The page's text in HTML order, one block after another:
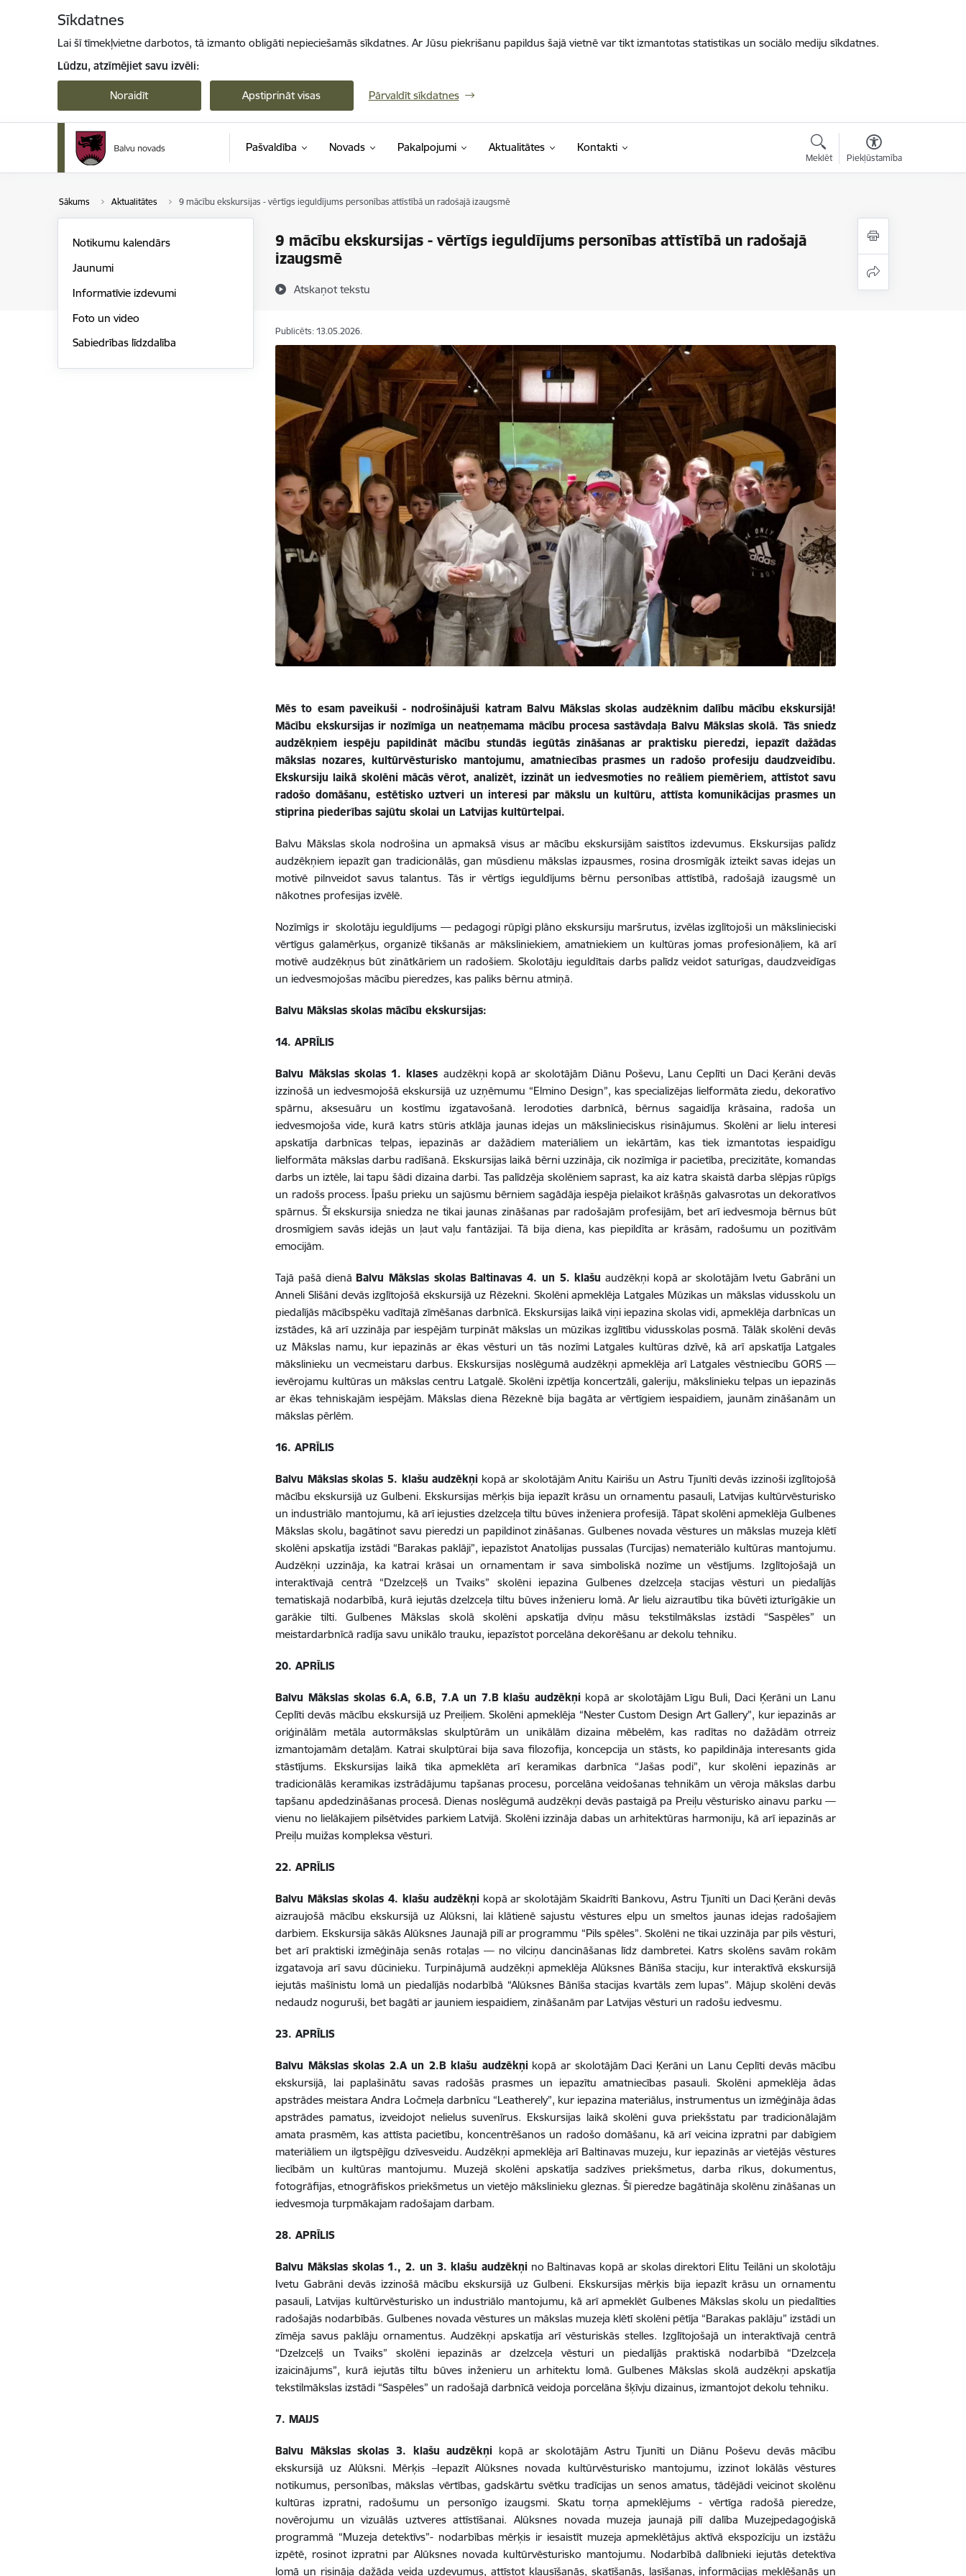
Sīkdatnes
Lai šī tīmekļvietne darbotos, tā izmanto obligāti nepieciešamās sīkdatnes. Ar Jūsu piekrišanu papildus šajā vietnē var tikt izmantotas statistikas un sociālo mediju sīkdatnes.
Lūdzu, atzīmējiet savu izvēli:
Noraidīt Apstiprināt visas Pārvaldīt sīkdatnes
Pašvaldība Novads Pakalpojumi Aktualitātes Kontakti
Meklēt Piekļūstamība
Sākums Aktualitātes 9 mācību ekskursijas - vērtīgs ieguldījums personības attīstībā un radošajā izaugsmē
9 mācību ekskursijas - vērtīgs ieguldījums personības attīstībā un radošajā
izaugsmē
Atskaņot tekstu
Notikumu kalendārs
Jaunumi
Informatīvie izdevumi
Foto un video
Sabiedrības līdzdalība
Publicēts: 13.05.2026.
Mēs to esam paveikuši - nodrošinājuši katram Balvu Mākslas skolas audzēknim dalību mācību ekskursijā!
Mācību ekskursijas ir nozīmīga un neatņemama mācību procesa sastāvdaļa Balvu Mākslas skolā. Tās sniedz
audzēkņiem iespēju papildināt mācību stundās iegūtās zināšanas ar praktisku pieredzi, iepazīt dažādas
mākslas nozares, kultūrvēsturisko mantojumu, amatniecības prasmes un radošo profesiju daudzveidību.
Ekskursiju laikā skolēni mācās vērot, analizēt, izzināt un iedvesmoties no reāliem piemēriem, attīstot savu
radošo domāšanu, estētisko uztveri un interesi par mākslu un kultūru, attīsta komunikācijas prasmes un
stiprina piederības sajūtu skolai un Latvijas kultūrtelpai.
Balvu Mākslas skola nodrošina un apmaksā visus ar mācību ekskursijām saistītos izdevumus. Ekskursijas palīdz
audzēkņiem iepazīt gan tradicionālās, gan mūsdienu mākslas izpausmes, rosina drosmīgāk izteikt savas idejas un
motivē pilnveidot savus talantus. Tās ir vērtīgs ieguldījums bērnu personības attīstībā, radošajā izaugsmē un
nākotnes profesijas izvēlē.
Nozīmīgs ir skolotāju ieguldījums — pedagogi rūpīgi plāno ekskursiju maršrutus, izvēlas izglītojoši un mākslinieciski
vērtīgus galamērķus, organizē tikšanās ar māksliniekiem, amatniekiem un kultūras jomas profesionāļiem, kā arī
motivē audzēkņus būt zinātkāriem un radošiem. Skolotāju ieguldītais darbs palīdz veidot saturīgas, daudzveidīgas
un iedvesmojošas mācību pieredzes, kas paliks bērnu atmiņā.
Balvu Mākslas skolas mācību ekskursijas:
14. APRĪLIS
Balvu Mākslas skolas 1. klases audzēkņi kopā ar skolotājām Diānu Poševu, Lanu Ceplīti un Daci Ķerāni devās
izzinošā un iedvesmojošā ekskursijā uz uzņēmumu “Elmino Design”, kas specializējas lielformāta ziedu, dekoratīvo
spārnu, aksesuāru un kostīmu izgatavošanā.
Ierodoties darbnīcā, bērnus sagaidīja krāsaina, radoša un
iedvesmojoša vide, kurā katrs stūris atklāja jaunas idejas un mākslinieciskus risinājumus. Skolēni ar lielu interesi
apskatīja darbnīcas telpas, iepazinās ar dažādiem materiāliem un iekārtām, kas tiek izmantotas iespaidīgu
lielformāta mākslas darbu radīšanā. Ekskursijas laikā bērni uzzināja, cik nozīmīga ir pacietība, precizitāte, komandas
darbs un iztēle, lai tapu šādi dizaina darbi. Tas palīdzēja skolēniem saprast, ka aiz katra skaistā darba slēpjas rūpīgs
un radošs process. Īpašu prieku un sajūsmu bērniem sagādāja iespēja pielaikot krāšņās galvasrotas un dekoratīvos
spārnus. Šī ekskursija sniedza ne tikai jaunas zināšanas par radošajām profesijām, bet arī iedvesmoja bērnus būt
drosmīgiem savās idejās un ļaut vaļu fantāzijai. Tā bija diena, kas piepildīta ar krāsām, radošumu un pozitīvām
emocijām.
Tajā pašā dienāBalvu Mākslas skolas Baltinavas 4. un 5. klašu audzēkņi kopā ar skolotājām Ivetu Gabrāni un
Anneli Slišāni devās izglītojošā ekskursijā uz Rēzekni. Skolēni apmeklēja Latgales Mūzikas un mākslas vidusskolu un
piedalījās mācībspēku vadītajā zīmēšanas darbnīcā. Ekskursijas laikā viņi iepazina skolas vidi, apmeklēja darbnīcas un
izstādes, kā arī uzzināja par iespējām turpināt mākslas un mūzikas izglītību vidusskolas posmā. Tālāk skolēni devās
uz Mākslas namu, kur iepazinās ar ēkas vēsturi un tās nozīmi Latgales kultūras dzīvē, kā arī apskatīja Latgales
mākslinieku un vecmeistaru darbus. Ekskursijas noslēgumā audzēkņi apmeklēja arī Latgales vēstniecību GORS —
ievērojamu kultūras un mākslas centru Latgalē. Skolēni izpētīja koncertzāli, galeriju, mākslinieku telpas un iepazinās
ar ēkas tehniskajām iespējām. Mākslas diena Rēzeknē bija bagāta ar vērtīgiem iespaidiem, jaunām zināšanām un
mākslas pērlēm.
16. APRĪLIS
Balvu Mākslas skolas 5. klašu audzēkņi kopā ar skolotājām Anitu Kairišu un Astru Tjunīti devās izzinoši izglītojošā
mācību ekskursijā uz Gulbeni. Ekskursijas mērķis bija iepazīt krāsu un ornamentu pasauli, Latvijas kultūrvēsturisko
un industriālo mantojumu, kā arī iejusties dzelzceļa tiltu būves inženiera profesijā. Tāpat skolēni apmeklēja Gulbenes
Mākslas skolu, bagātinot savu pieredzi un papildinot zināšanas. Gulbenes novada vēstures un mākslas muzeja klētī
skolēni apskatīja izstādi “Barakas paklāji”, iepazīstot Anatolijas pussalas (Turcijas) nemateriālo kultūras mantojumu.
Audzēkņi uzzināja, ka katrai krāsai un ornamentam ir sava simboliskā nozīme un vēstījums. Izglītojošajā un
interaktīvajā centrā “Dzelzceļš un Tvaiks” skolēni iepazina Gulbenes dzelzceļa stacijas vēsturi un piedalījās
tematiskajā nodarbībā, kurā iejutās dzelzceļa tiltu būves inženieru lomā. Ar lielu aizrautību tika būvēti izturīgākie un
garākie tilti.
Gulbenes Mākslas skolā skolēni apskatīja dvīņu māsu tekstilmākslas izstādi “Saspēles” un
meistardarbnīcā radīja savu unikālo trauku, iepazīstot porcelāna dekorēšanu ar dekolu tehniku.
20. APRĪLIS
Balvu Mākslas skolas 6.A, 6.B, 7.A un 7.B klašu audzēkņi kopā ar skolotājām Līgu Buli, Daci Ķerāni un Lanu
Ceplīti devās mācību ekskursijā uz Preiļiem. Skolēni apmeklēja “Nester Custom Design Art Gallery”, kur iepazinās ar
oriģinālām metāla autormākslas skulptūrām un unikālām dizaina mēbelēm, kas radītas no dažādām otrreiz
izmantojamām detaļām. Katrai skulptūrai bija sava filozofija, koncepcija un stāsts, ko papildināja interesants gida
stāstījums.
Ekskursijas laikā tika apmeklēta arī keramikas darbnīca “Jašas podi”, kur skolēni iepazinās ar
tradicionālās keramikas izstrādājumu tapšanas procesu, porcelāna veidošanas tehnikām un vēroja mākslas darbu
tapšanu apdedzināšanas procesā. Dienas noslēgumā audzēkņi devās pastaigā pa Preiļu vēsturisko ainavu parku —
vienu no lielākajiem pilsētvides parkiem Latvijā. Skolēni izzināja dabas un arhitektūras harmoniju, kā arī iepazinās ar
Preiļu muižas kompleksa vēsturi.
22. APRĪLIS
Balvu Mākslas skolas 4. klašu audzēkņikopā ar skolotājām Skaidrīti Bankovu, Astru Tjunīti un Daci Ķerāni devās
aizraujošā mācību ekskursijā uz Alūksni, lai klātienē sajustu vēstures elpu un smeltos jaunas idejas radošajiem
darbiem. Ekskursija sākās Alūksnes Jaunajā pilī ar programmu “Pils spēles”. Skolēni ne tikai uzzināja par pils vēsturi,
bet arī praktiski izmēģināja senās rotaļas — no vilciņu dancināšanas līdz dambretei. Katrs skolēns savām rokām
izgatavoja arī savu dūcinieku. Turpinājumā audzēkņi apmeklēja Alūksnes Bānīša staciju, kur interaktīvā ekskursijā
iejutās mašīnistu lomā un piedalījās nodarbībā “Alūksnes Bānīša stacijas kvartāls zem lupas”. Mājup skolēni devās
nedaudz noguruši, bet bagāti ar jauniem iespaidiem, zināšanām par Latvijas vēsturi un radošu iedvesmu.
23. APRĪLIS
Balvu Mākslas skolas 2.A un 2.B klašu audzēkņikopā ar skolotājām Daci Ķerāni un Lanu Ceplīti devās mācību
ekskursijā, lai paplašinātu savas radošās prasmes un iepazītu amatniecības pasauli. Skolēni apmeklēja ādas
apstrādes meistara Andra Ločmeļa darbnīcu “Leatherely”, kur iepazina materiālus, instrumentus un izmēģināja ādas
apstrādes pamatus, izveidojot nelielus suvenīrus. Ekskursijas laikā skolēni guva priekšstatu par tradicionālajām
amata prasmēm, kas attīsta pacietību, koncentrēšanos un radošo domāšanu, kā arī veicina izpratni par dabīgiem
materiāliem un ilgtspējīgu dzīvesveidu. Audzēkņi apmeklēja arī Baltinavas muzeju, kur iepazinās ar vietējās vēstures
liecībām un kultūras mantojumu. Muzejā skolēni apskatīja sadzīves priekšmetus, darba rīkus, dokumentus,
fotogrāfijas, etnogrāfiskos priekšmetus un vietējo mākslinieku gleznas. Šī pieredze bagātināja skolēnu zināšanas un
iedvesmoja turpmākajam radošajam darbam.
28. APRĪLIS
Balvu Mākslas skolas 1., 2. un 3. klašu audzēkņi no Baltinavas kopā ar skolas direktori Elitu Teilāni un skolotāju
Ivetu Gabrāni devās izzinošā mācību ekskursijā uz Gulbeni. Ekskursijas mērķis bija iepazīt krāsu un ornamentu
pasauli, Latvijas kultūrvēsturisko un industriālo mantojumu, kā arī apmeklēt Gulbenes Mākslas skolu un piedalīties
radošajās nodarbībās. Gulbenes novada vēstures un mākslas muzeja klētī skolēni pētīja “Barakas paklāju” izstādi un
zīmēja savus paklāju ornamentus. Audzēkņi apskatīja arī vēsturiskās stelles. Izglītojošajā un interaktīvajā centrā
“Dzelzceļš un Tvaiks” skolēni iepazinās ar dzelzceļa vēsturi un piedalījās praktiskā nodarbībā “Dzelzceļa
izaicinājums”, kurā iejutās tiltu būves inženieru un arhitektu lomā.Gulbenes Mākslas skolā audzēkņi apskatīja
tekstilmākslas izstādi “Saspēles” un radošajā darbnīcā veidoja porcelāna šķīvju dizainus, izmantojot dekolu tehniku.
7. MAIJS
Balvu Mākslas skolas 3. klašu audzēkņi kopā ar skolotājām Astru Tjunīti un Diānu Poševu devās mācību
ekskursijā uz Alūksni. Mērķis –Iepazīt Alūksnes novada kultūrvēsturisko mantojumu, izzinot lokālās vēstures
notikumus, personības, mākslas vērtības, gadskārtu svētku tradīcijas un senos amatus, tādējādi veicinot skolēnu
kultūras izpratni, radošumu un personīgo izaugsmi. Skatu torņa apmeklējums - vērtīga radošā pieredze,
novērojumu un vizuālās uztveres attīstīšanai. Alūksnes novada muzeja jaunajā pilī dalība Muzejpedagoģiskā
programmā “Muzeja detektīvs”- nodarbības mērķis ir iesaistīt muzeja apmeklētājus aktīvā ekspozīciju un izstāžu
izpētē, rosinot izpratni par Alūksnes novada kultūrvēsturisko mantojumu. Nodarbībā dalībnieki iejutās detektīva
lomā un risināja dažāda veida uzdevumus, attīstot klausīšanās, skatīšanās, lasīšanas, informācijas meklēšanās un